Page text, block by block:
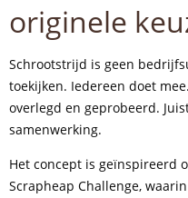
originele
Schrootstrijd is geen
toekijken. Iedereen doet
overlegd en geprobeerd.
samenwerking.
Het concept is geïnspireerd
Scrapheap Challenge,